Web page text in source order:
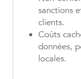
sanctions
clients.
Coûts
données,
locales.